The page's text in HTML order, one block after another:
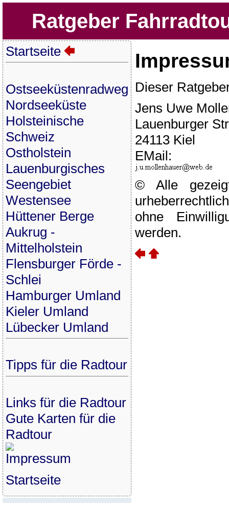
Ratgeber
Dieser
Jens Uwe
Lauenburger
24113 Kiel
EMail:
© Alle
ohne
werden.
Startseite
Ostseeküstenradweg
Nordseeküste
Holsteinische
Schweiz
Ostholstein
Lauenburgisches
Seengebiet
Westensee
Hüttener Berge
Aukrug -
Mittelholstein
Flensburger Förde -
Schlei
Hamburger Umland
Kieler Umland
Lübecker Umland
Tipps für die Radtour
Links für die Radtour
Gute Karten für die
Radtour
Impressum
Startseite